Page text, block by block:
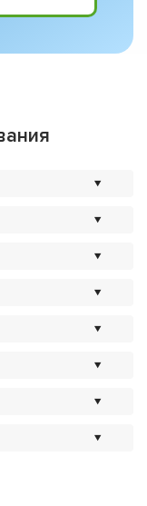
▼
▼
▼
▼
▼
▼
▼
▼